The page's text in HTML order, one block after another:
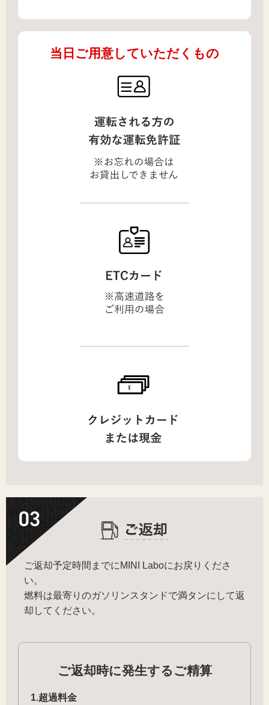
当日ご用意していただくもの
ご返却予定時間までにMINI Laboにお戻りくださ
い。
燃料は最寄りのガソリンスタンドで満タンにして返
却してください。
ご返却時に発生するご精算
1.超過料金